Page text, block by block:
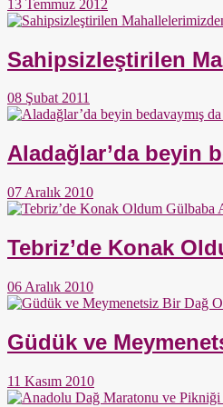
13 Temmuz 2012
Sahipsizleştirilen
08 Şubat 2011
Aladağlar’da beyin
07 Aralık 2010
Tebriz’de Konak
06 Aralık 2010
Güdük ve
11 Kasım 2010